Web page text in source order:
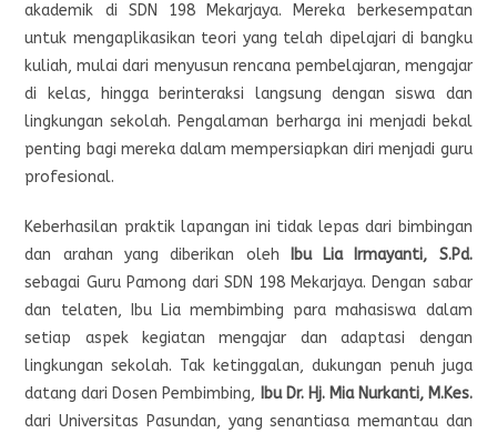
akademik di SDN 198 Mekarjaya. Mereka berkesempatan
untuk mengaplikasikan teori yang telah dipelajari di bangku
kuliah, mulai dari menyusun rencana pembelajaran, mengajar
di kelas, hingga berinteraksi langsung dengan siswa dan
lingkungan sekolah. Pengalaman berharga ini menjadi bekal
penting bagi mereka dalam mempersiapkan diri menjadi guru
profesional.
Keberhasilan praktik lapangan ini tidak lepas dari bimbingan
dan arahan yang diberikan oleh
Ibu Lia Irmayanti, S.Pd.
sebagai Guru Pamong dari SDN 198 Mekarjaya. Dengan sabar
dan telaten, Ibu Lia membimbing para mahasiswa dalam
setiap aspek kegiatan mengajar dan adaptasi dengan
lingkungan sekolah. Tak ketinggalan, dukungan penuh juga
datang dari Dosen Pembimbing,
Ibu Dr. Hj. Mia Nurkanti, M.Kes.
dari Universitas Pasundan, yang senantiasa memantau dan